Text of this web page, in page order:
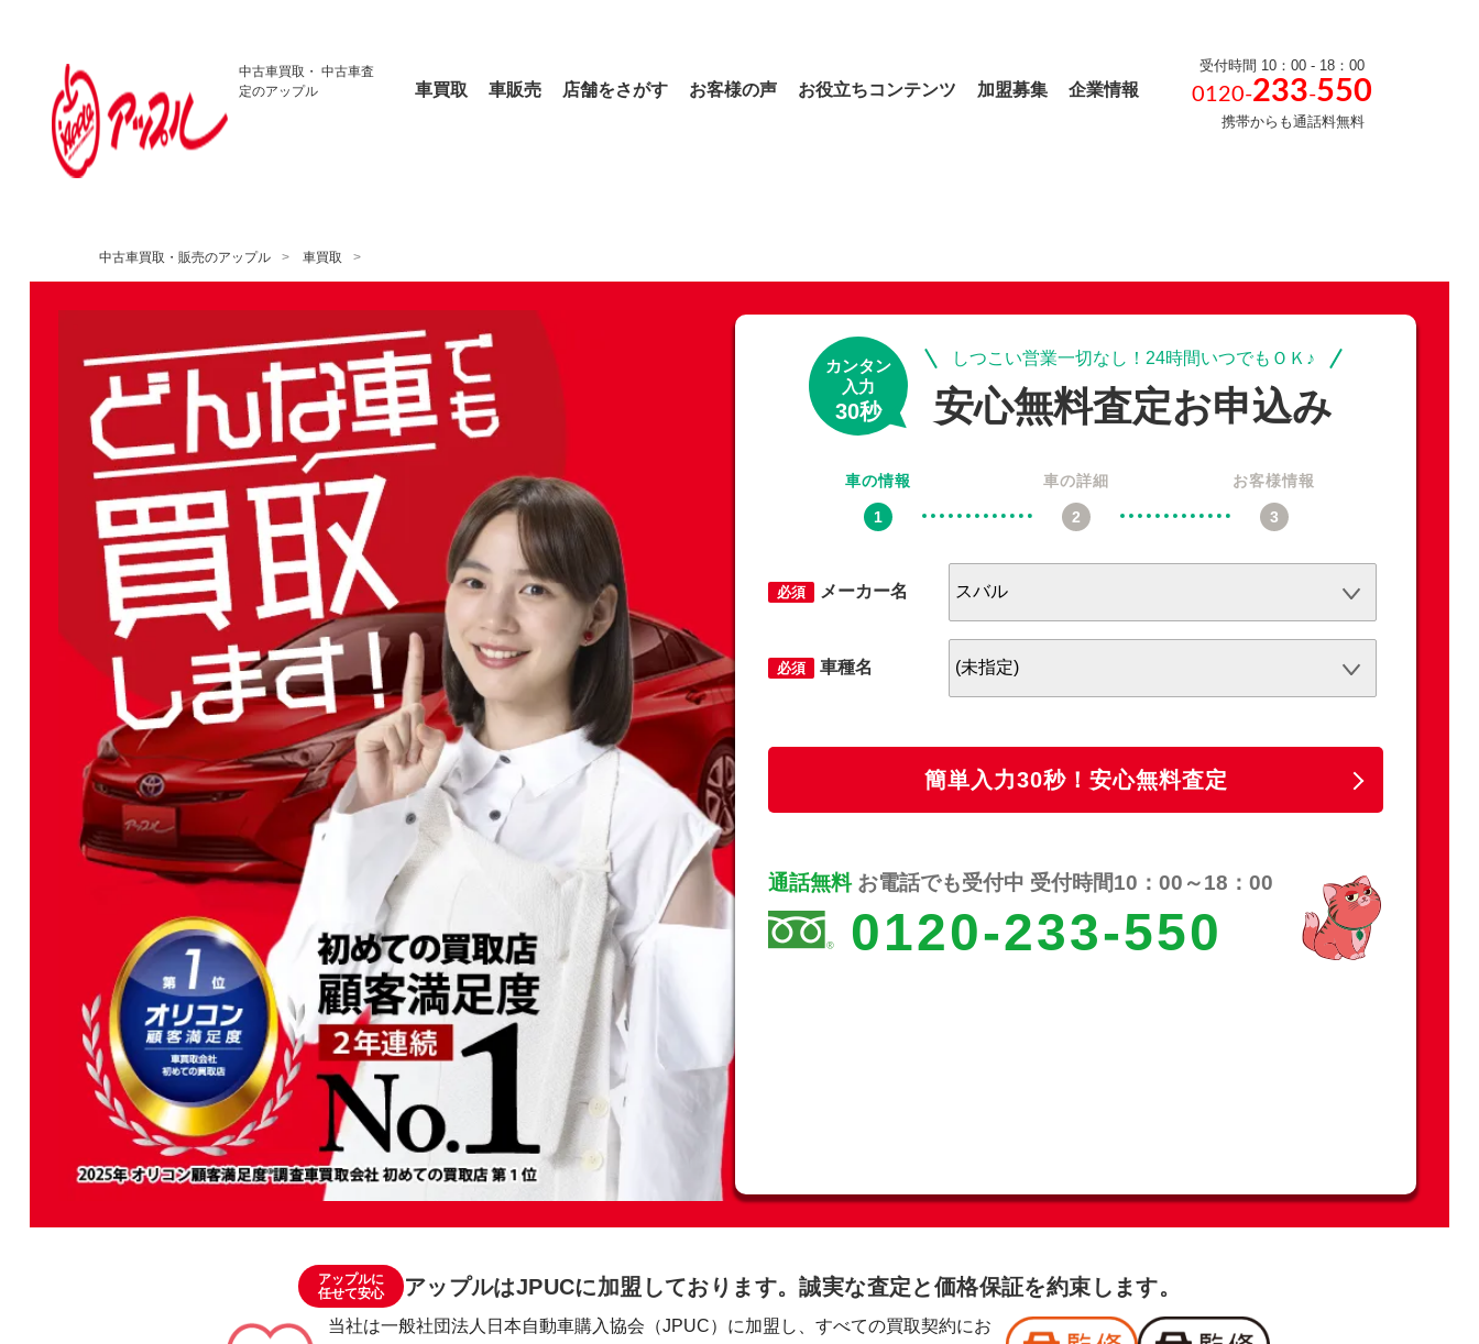
中古車買取・ 中古車査
定のアップル
車買取 車販売 店舗をさがす お客様の声 お役立ちコンテンツ 加盟募集 企業情報
受付時間 10：00 - 18：00
0120-233-550
携帯からも通話料無料
中古車買取・販売のアップル 車買取
カンタン
入力
30秒
しつこい営業一切なし！24時間いつでもＯＫ♪
安心無料査定お申込み
車の情報 車の詳細 お客様情報
必須 メーカー名
必須 車種名
簡単入力30秒！安心無料査定
通話無料お電話でも受付中 受付時間10：00～18：00
0120-233-550
アップルに
任せて安心
アップルはJPUCに加盟しております。誠実な査定と価格保証を約束します。
当社は一般社団法人日本自動車購入協会（JPUC）に加盟し、すべての買取契約にお